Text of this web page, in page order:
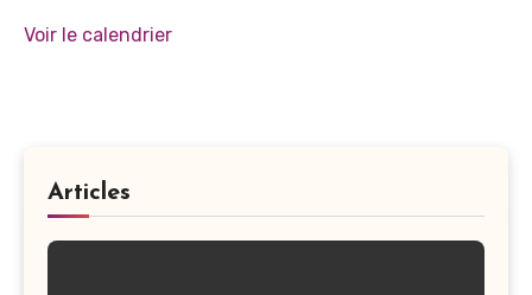
Voir le calendrier
Articles